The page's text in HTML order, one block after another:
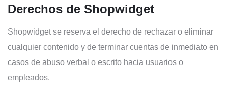
Derechos de Shopwidget
Shopwidget se reserva el derecho de rechazar o eliminar
cualquier contenido y de terminar cuentas de inmediato en
casos de abuso verbal o escrito hacia usuarios o
empleados.